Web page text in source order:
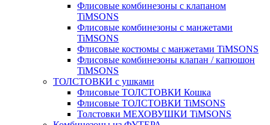
Флисовые комбинезоны с клапаном
TiMSONS
Флисовые комбинезоны с манжетами
TiMSONS
Флисовые костюмы с манжетами TiMSONS
Флисовые комбинезоны клапан / капюшон
TiMSONS
ТОЛСТОВКИ с ушками
Флисовые ТОЛСТОВКИ Кошка
Флисовые ТОЛСТОВКИ TiMSONS
Толстовки МЕХОВУШКИ TiMSONS